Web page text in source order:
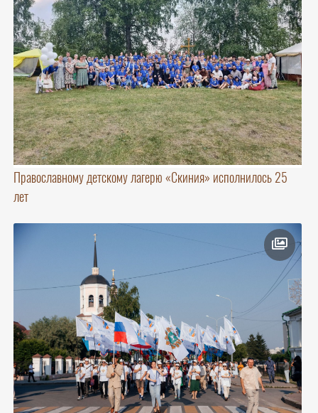
Православному детскому лагерю «Скиния» исполнилось 25
лет